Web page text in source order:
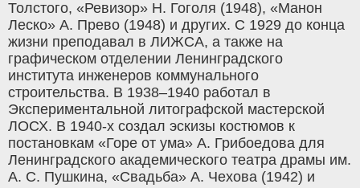
Толстого, «Ревизор» Н. Гоголя (1948), «Манон
Леско» А. Прево (1948) и других. С 1929 до конца
жизни преподавал в ЛИЖСА, а также на
графическом отделении Ленинградского
института инженеров коммунального
строительства. В 1938–1940 работал в
Экспериментальной литографской мастерской
ЛОСХ. В 1940-х создал эскизы костюмов к
постановкам «Горе от ума» А. Грибоедова для
Ленинградского академического театра драмы им.
А. С. Пушкина, «Свадьба» А. Чехова (1942) и